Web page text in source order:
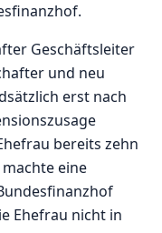
Geschäftsleiter
und neu
erst nach
bereits zehn
eine
Ehefrau nicht in